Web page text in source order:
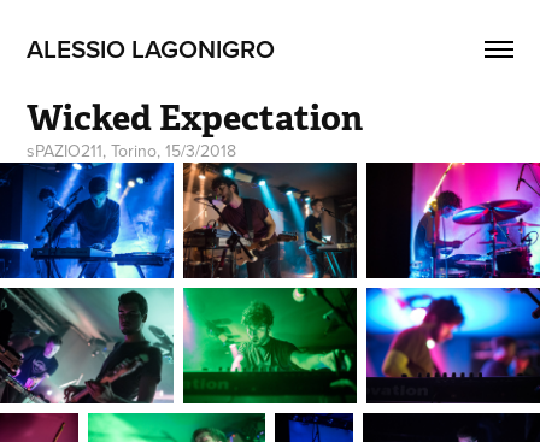
ALESSIO LAGONIGRO
Wicked Expectation
sPAZIO211, Torino, 15/3/2018